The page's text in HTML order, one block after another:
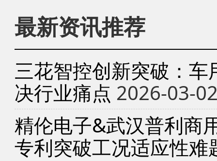
最新资讯推荐
三花智控创新突破：
决行业痛点 2026-03-
精伦电子&武汉普利商
专利突破工况适应性难